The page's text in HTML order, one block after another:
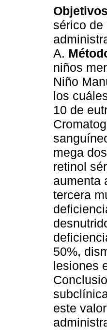
Objetivos
sérico de
A.
niños
Niño
los
10 de
mega
retinol
aumenta
tercera
50%,
lesiones
este